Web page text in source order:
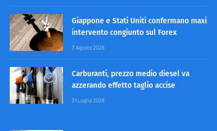
Giappone e Stati Uniti confermano maxi
intervento congiunto sul Forex
3 Agosto 2026
Carburanti, prezzo medio diesel va
azzerando effetto taglio accise
31 Luglio 2026